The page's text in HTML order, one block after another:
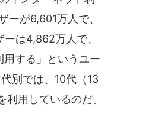
ーが6,601万人で、
は4,862万人で、
する」というユー
別では、10代（13
用しているのだ。